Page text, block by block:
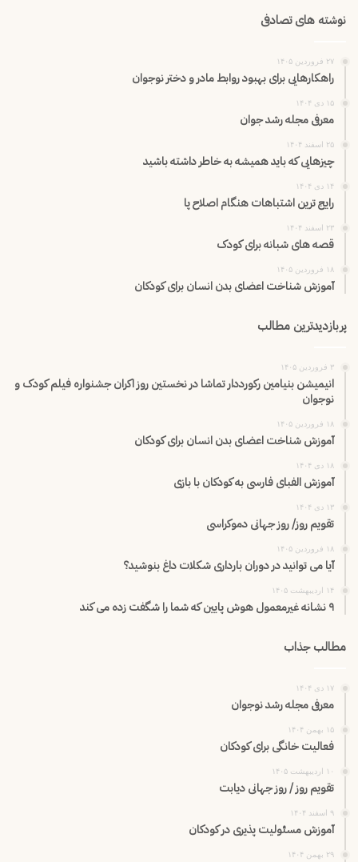
نوشته های تصادفی
۲۷ فروردین ۱۴۰۵
راهکارهایی برای بهبود روابط مادر و دختر نوجوان
۱۵ دی ۱۴۰۴
معرفی مجله رشد جوان
۲۵ اسفند ۱۴۰۴
چیزهایی که باید همیشه به خاطر داشته باشید
۱۴ دی ۱۴۰۴
رایج ترین اشتباهات هنگام اصلاح پا
۲۳ اسفند ۱۴۰۴
قصه های شبانه برای کودک
۱۸ فروردین ۱۴۰۵
آموزش شناخت اعضای بدن انسان برای کودکان
پربازدیدترین مطالب
۳ فروردین ۱۴۰۵
انیمیشن بنیامین رکورددار تماشا در نخستین روز اکران‌ جشنواره فیلم کودک و
نوجوان
۱۸ فروردین ۱۴۰۵
آموزش شناخت اعضای بدن انسان برای کودکان
۱۸ دی ۱۴۰۴
آموزش الفبای فارسی به کودکان با بازی
۱۳ دی ۱۴۰۴
تقویم روز/ روز جهانی دموکراسی
۱۸ فروردین ۱۴۰۵
آیا می توانید در دوران بارداری شکلات داغ بنوشید؟
۱۴ اردیبهشت ۱۴۰۵
۹ نشانه غیرمعمول هوش پایین که شما را شگفت زده می کند
مطالب جذاب
۱۷ دی ۱۴۰۴
معرفی مجله رشد نوجوان
۱۵ بهمن ۱۴۰۴
فعالیت خانگی برای کودکان
۱۰ اردیبهشت ۱۴۰۵
تقویم روز / روز جهانی دیابت
۹ اسفند ۱۴۰۴
آموزش مسئولیت پذیری در کودکان
۲۹ بهمن ۱۴۰۴